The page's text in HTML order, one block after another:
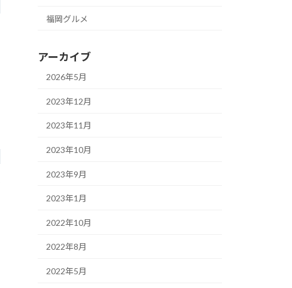
福岡グルメ
アーカイブ
2026年5月
2023年12月
2023年11月
2023年10月
2023年9月
2023年1月
2022年10月
2022年8月
2022年5月